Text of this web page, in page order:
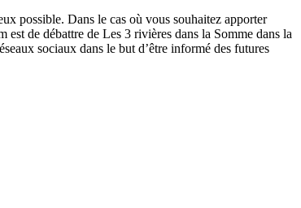
possible. Dans le cas où vous souhaitez apporter
de débattre de Les 3 rivières dans la Somme dans la
sociaux dans le but d’être informé des futures